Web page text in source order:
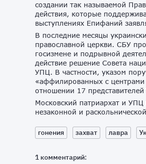
создании так называемой
действия, которые
выступлениях Епифаний
В последние месяцы
православной церкви. СБУ
госизмене и подрывной
действие решение Совета
УПЦ. В частности, указом
«аффилированных с центрами
отношении 17
Московский патриархат и УПЦ
незаконной и
гонения захват лавра
1 комментарий: